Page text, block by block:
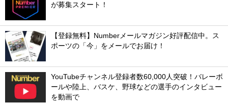
が募集スタート！
【登録無料】Numberメールマガジン好評配信中。ス
ポーツの「今」をメールでお届け！
YouTubeチャンネル登録者数60,000人突破！バレーボ
ールや陸上、バスケ、野球などの選手のインタビュー
を動画で